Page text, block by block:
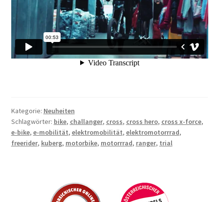
Kategorie: Neuheiten
Schlagwörter: bike, challanger, cross, cross hero, cross x-force,
e-bike, e-mobilität, elektromobilität, elektromotorrrad,
freerider, kuberg, motorbike, motorrrad, ranger, trial